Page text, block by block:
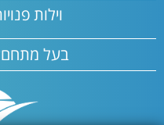
וילות
בעל